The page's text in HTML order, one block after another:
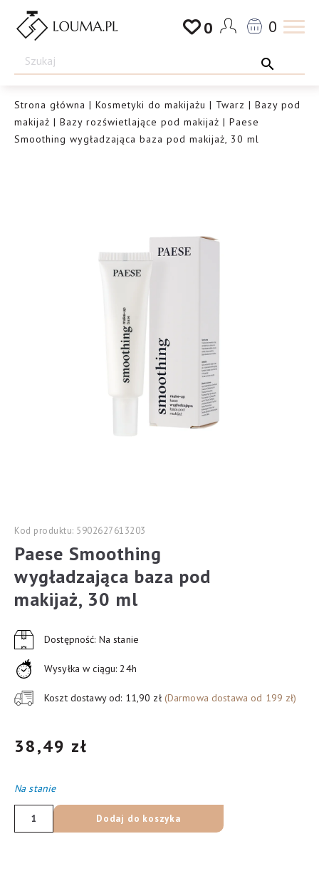
Przejdź
Drogeria
Louma.pl
0 0
Strona główna | Kosmetyki do makijażu | Twarz | Bazy pod
makijaż | Bazy rozświetlające pod makijaż | Paese
Smoothing wygładzająca baza pod makijaż, 30 ml
Kod produktu: 5902627613203
Paese Smoothing
wygładzająca baza pod
makijaż, 30 ml
Dostępność: Na stanie
Wysyłka w ciągu: 24h
Koszt dostawy od: 11,90 zł (Darmowa dostawa od 199 zł)
38,49 zł
Na stanie
ilość
Paese
Dodaj do koszyka